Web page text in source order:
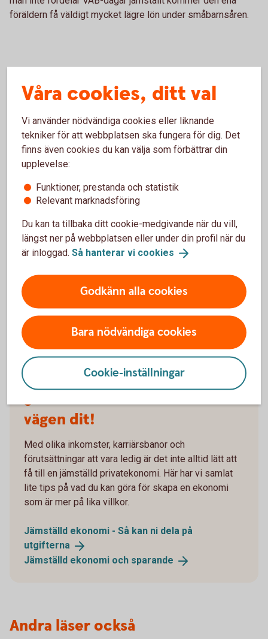
föräldern få väldigt mycket lägre lön under småbarnsåren.
Madelén Falkenhäll
Ekonom för Finansiell hälsa
1134459340
Jämställd ekonomi – och
vägen dit!
Med olika inkomster, karriärsbanor och
förutsättningar att vara ledig är det inte alltid lätt att
få till en jämställd privatekonomi. Här har vi samlat
lite tips på vad du kan göra för skapa en ekonomi
som är mer på lika villkor.
Jämställd ekonomi - Så kan ni dela på
utgifterna
Jämställd ekonomi och sparande
Andra läser också
Våra cookies, ditt val
Vi använder nödvändiga cookies eller liknande
tekniker för att webbplatsen ska fungera för dig. Det
finns även cookies du kan välja som förbättrar din
upplevelse:
Funktioner, prestanda och statistik
Relevant marknadsföring
Du kan ta tillbaka ditt cookie-medgivande när du vill,
längst ner på webbplatsen eller under din profil när du
är inloggad. Så hanterar vi cookies
Godkänn alla cookies
Bara nödvändiga cookies
Cookie-inställningar